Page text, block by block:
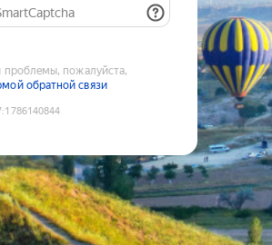
проблемы, пожалуйста,
обратной связи
:1786140844